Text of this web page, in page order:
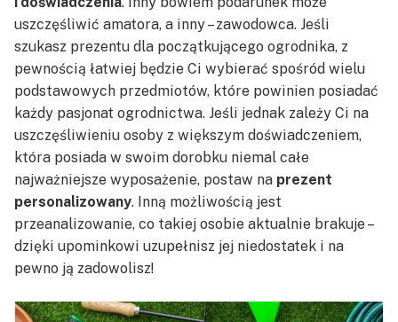
uszczęśliwić amatora, a inny – zawodowca. Jeśli
szukasz prezentu dla początkującego ogrodnika, z
pewnością łatwiej będzie Ci wybierać spośród wielu
podstawowych przedmiotów, które powinien posiadać
każdy pasjonat ogrodnictwa. Jeśli jednak zależy Ci na
uszczęśliwieniu osoby z większym doświadczeniem,
która posiada w swoim dorobku niemal całe
najważniejsze wyposażenie, postaw na prezent
personalizowany. Inną możliwością jest
przeanalizowanie, co takiej osobie aktualnie brakuje –
dzięki upominkowi uzupełnisz jej niedostatek i na
pewno ją zadowolisz!